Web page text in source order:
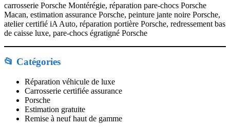
carrosserie Porsche Montérégie, réparation pare-chocs Porsche
Macan, estimation assurance Porsche, peinture jante noire Porsche,
atelier certifié iA Auto, réparation portière Porsche, redressement bas
de caisse luxe, pare-chocs égratigné Porsche
📂 Catégories
Réparation véhicule de luxe
Carrosserie certifiée assurance
Porsche
Estimation gratuite
Remise à neuf haut de gamme